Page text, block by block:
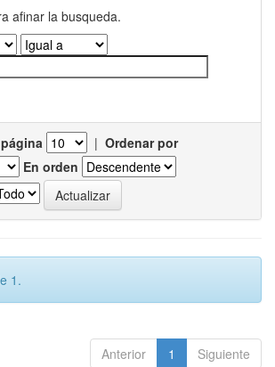
afinar la busqueda.
| Ordenar por
En orden
1.
Anterior 1 Siguiente